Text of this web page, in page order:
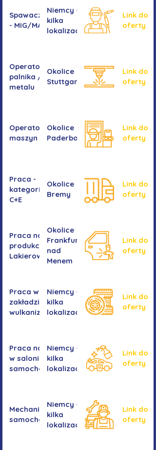
Spawacz/spawaczka
- MIG/MAG/TIG
Niemcy -
kilka
lokalizacji
Link do
oferty
Operator/operatorka
palnika / Cięcie
metalu
Okolice
Stuttgartu
Link do
oferty
Operator/operatorka
maszyn CNC
Okolice
Paderborn
Link do
oferty
Praca -
kategoria
C+E
Okolice
Bremy
Link do
oferty
Praca na
produkcji -
Lakierowanie
Okolice
Frankfurtu
nad
Menem
Link do
oferty
Praca w
zakładzie
wulkanizacyjnym
Niemcy -
kilka
lokalizacji
Link do
oferty
Praca na myjni
w salonie
samochodowym
Niemcy -
kilka
lokalizacji
Link do
oferty
Mechanika
samochodowa
Niemcy -
kilka
lokalizacji
Link do
oferty